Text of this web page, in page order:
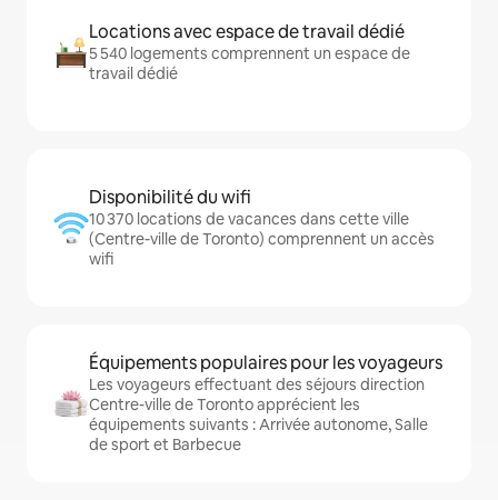
Locations avec espace de travail dédié
5 540 logements comprennent un espace de
travail dédié
Disponibilité du wifi
10 370 locations de vacances dans cette ville
(Centre-ville de Toronto) comprennent un accès
wifi
Équipements populaires pour les voyageurs
Les voyageurs effectuant des séjours direction
Centre-ville de Toronto apprécient les
équipements suivants : Arrivée autonome, Salle
de sport et Barbecue